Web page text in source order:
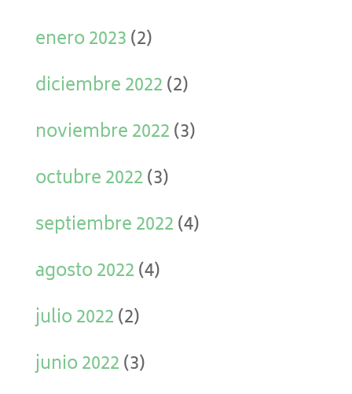
enero 2023(2)
diciembre 2022(2)
noviembre 2022(3)
octubre 2022(3)
septiembre 2022(4)
agosto 2022(4)
julio 2022(2)
junio 2022(3)